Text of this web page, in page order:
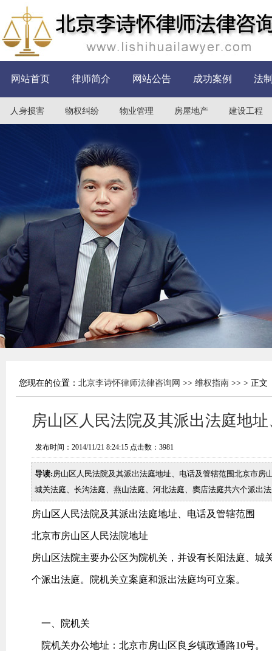
网站首页 律师简介 网站公告 成功案例 法
人身损害 物权纠纷 物业管理 房屋地产 建设工程
您现在的位置： 北京李诗怀律师法律咨询网 >> 维权指南 >> > 正文
房山区人民法院及其派出法庭地
发布时间：2014/11/21 8:24:15 点击数： 3981
导读:房山区人民法院及其派出法庭地址、电话及管辖范围北京市
城关法庭、长沟法庭、燕山法庭、河北法庭、窦店法庭共六个派出
房山区人民法院及其派出法庭地址、电话及管辖范围
北京市房山区人民法院地址
房山区法院主要办公区为院机关，并设有长阳法庭、
个派出法庭。院机关立案庭和派出法庭均可立案。
一、院机关
院机关办公地址：北京市房山区良乡镇政通路10号。